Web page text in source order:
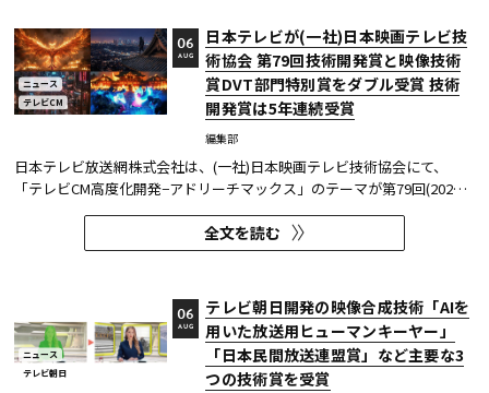
ニュース
テレビCM
日本テレビが(一社)日本映画テレビ技
術協会 第79回技術開発賞と映像技術
賞DVT部門特別賞をダブル受賞 技術
開発賞は5年連続受賞
編集部
06
AUG
日本テレビ放送網株式会社は、(一社)日本映画テレビ技術協会にて、
「テレビCM高度化開発−アドリーチマックス」のテーマが第79回(2025
年度)技術開発賞を、「TOKYO巫女忍者」が映像技術賞 DVT(デジタルビ
ジュアル技術)部門 特別賞を受賞したことを発表した。技術開発賞部門
では、昨年に続き5年連続の受賞となる。 この賞は毎年、放送に関連
全文を読む
ニュース
テレビ朝日
テレビ朝日開発の映像合成技術「AIを
用いた放送用ヒューマンキーヤー」
「日本民間放送連盟賞」など主要な3
つの技術賞を受賞
06
AUG